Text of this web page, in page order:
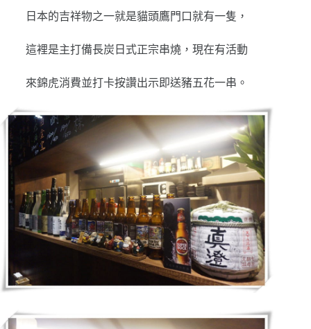
日本的吉祥物之一就是貓頭鷹門口就有一隻，
這裡是主打備長炭日式正宗串燒，現在有活動
來錦虎消費並打卡按讚出示即送豬五花一串。